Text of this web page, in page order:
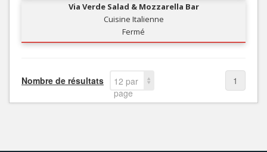
Via Verde Salad & Mozzarella Bar
Cuisine Italienne
Fermé
Nombre de résultats
12 par
page
1